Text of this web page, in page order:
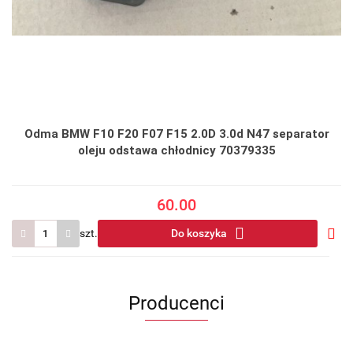
Odma BMW F10 F20 F07 F15 2.0D 3.0d N47 separator
oleju odstawa chłodnicy 70379335
60.00
szt. Do koszyka
Producenci